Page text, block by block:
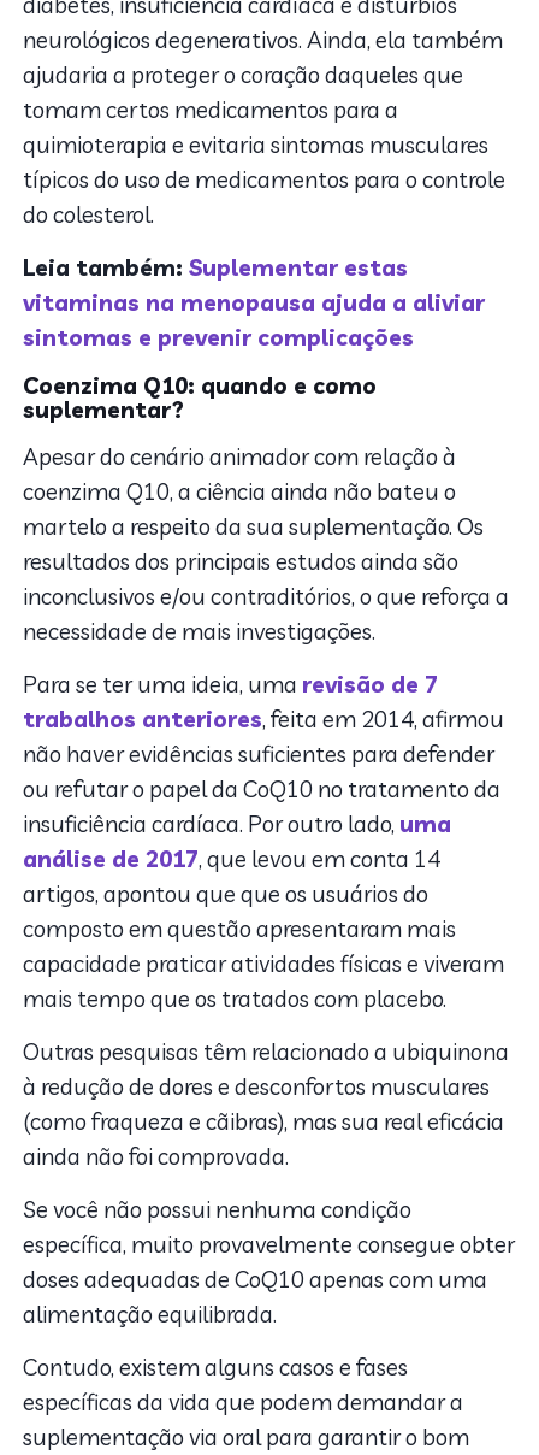
neurológicos degenerativos. Ainda, ela também
ajudaria a proteger o coração daqueles que
tomam certos medicamentos para a
quimioterapia e evitaria sintomas musculares
típicos do uso de medicamentos para o controle
do colesterol.
Leia também:Suplementar estas
vitaminas na menopausa ajuda a aliviar
sintomas e prevenir complicações
Coenzima Q10: quando e como
suplementar?
Apesar do cenário animador com relação à
coenzima Q10, a ciência ainda não bateu o
martelo a respeito da sua suplementação. Os
resultados dos principais estudos ainda são
inconclusivos e/ou contraditórios, o que reforça a
necessidade de mais investigações.
Para se ter uma ideia, uma revisão de 7
trabalhos anteriores, feita em 2014, afirmou
não haver evidências suficientes para defender
ou refutar o papel da CoQ10 no tratamento da
insuficiência cardíaca. Por outro lado, uma
análise de 2017, que levou em conta 14
artigos, apontou que que os usuários do
composto em questão apresentaram mais
capacidade praticar atividades físicas e viveram
mais tempo que os tratados com placebo.
Outras pesquisas têm relacionado a ubiquinona
à redução de dores e desconfortos musculares
(como fraqueza e cãibras), mas sua real eficácia
ainda não foi comprovada.
Se você não possui nenhuma condição
específica, muito provavelmente consegue obter
doses adequadas de CoQ10 apenas com uma
alimentação equilibrada.
Contudo, existem alguns casos e fases
específicas da vida que podem demandar a
suplementação via oral para garantir o bom